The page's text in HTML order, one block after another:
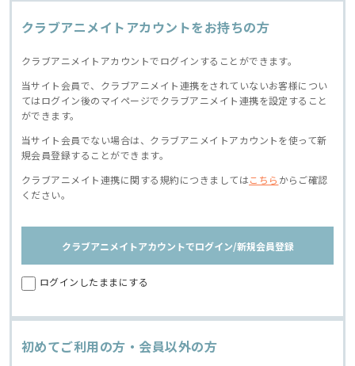
クラブアニメイトアカウントをお持ちの方
クラブアニメイトアカウントでログインすることができます。
当サイト会員で、クラブアニメイト連携をされていないお客様につい
てはログイン後のマイページでクラブアニメイト連携を設定すること
ができます。
当サイト会員でない場合は、クラブアニメイトアカウントを使って新
規会員登録することができます。
クラブアニメイト連携に関する規約につきましてはこちら からご確認
ください。
クラブアニメイトアカウントでログイン/新規会員登録
ログインしたままにする
初めてご利用の方・会員以外の方